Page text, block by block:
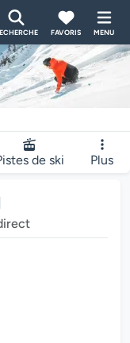
FAVORIS MENU
de ski Plus